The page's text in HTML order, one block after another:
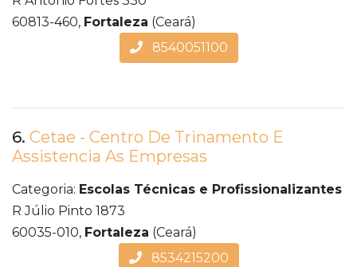
60813-460, Fortaleza (Ceará)
8540051100
6. Cetae - Centro De Trinamento E
Assistencia As Empresas
Categoria: Escolas Técnicas e Profissionalizantes
R Júlio Pinto 1873
60035-010, Fortaleza (Ceará)
8534215200